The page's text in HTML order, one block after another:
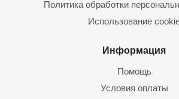
Политика обработки
Использование
Информация
Помощь
Условия оплаты